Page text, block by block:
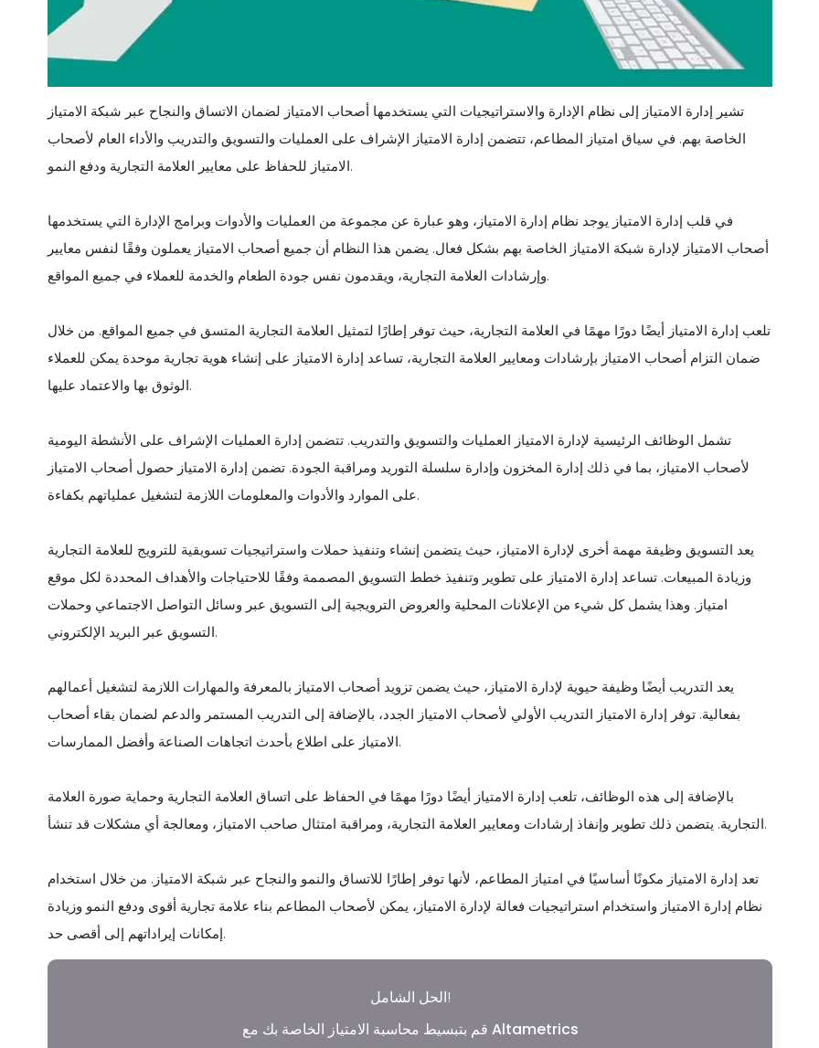
تشير إدارة الامتياز إلى نظام الإدارة والاستراتيجيات التي يستخدمها أصحاب الامتياز لضمان الاتساق والنجاح عبر شبكة الامتياز
الخاصة بهم. في سياق امتياز المطاعم، تتضمن إدارة الامتياز الإشراف على العمليات والتسويق والتدريب والأداء العام لأصحاب
الامتياز للحفاظ على معايير العلامة التجارية ودفع النمو.
في قلب إدارة الامتياز يوجد نظام إدارة الامتياز، وهو عبارة عن مجموعة من العمليات والأدوات وبرامج الإدارة التي يستخدمها
أصحاب الامتياز لإدارة شبكة الامتياز الخاصة بهم بشكل فعال. يضمن هذا النظام أن جميع أصحاب الامتياز يعملون وفقًا لنفس معايير
وإرشادات العلامة التجارية، ويقدمون نفس جودة الطعام والخدمة للعملاء في جميع المواقع.
تلعب إدارة الامتياز أيضًا دورًا مهمًا في العلامة التجارية، حيث توفر إطارًا لتمثيل العلامة التجارية المتسق في جميع المواقع. من خلال
ضمان التزام أصحاب الامتياز بإرشادات ومعايير العلامة التجارية، تساعد إدارة الامتياز على إنشاء هوية تجارية موحدة يمكن للعملاء
الوثوق بها والاعتماد عليها.
تشمل الوظائف الرئيسية لإدارة الامتياز العمليات والتسويق والتدريب. تتضمن إدارة العمليات الإشراف على الأنشطة اليومية
لأصحاب الامتياز، بما في ذلك إدارة المخزون وإدارة سلسلة التوريد ومراقبة الجودة. تضمن إدارة الامتياز حصول أصحاب الامتياز
على الموارد والأدوات والمعلومات اللازمة لتشغيل عملياتهم بكفاءة.
يعد التسويق وظيفة مهمة أخرى لإدارة الامتياز، حيث يتضمن إنشاء وتنفيذ حملات واستراتيجيات تسويقية للترويج للعلامة التجارية
وزيادة المبيعات. تساعد إدارة الامتياز على تطوير وتنفيذ خطط التسويق المصممة وفقًا للاحتياجات والأهداف المحددة لكل موقع
امتياز. وهذا يشمل كل شيء من الإعلانات المحلية والعروض الترويجية إلى التسويق عبر وسائل التواصل الاجتماعي وحملات
التسويق عبر البريد الإلكتروني.
يعد التدريب أيضًا وظيفة حيوية لإدارة الامتياز، حيث يضمن تزويد أصحاب الامتياز بالمعرفة والمهارات اللازمة لتشغيل أعمالهم
بفعالية. توفر إدارة الامتياز التدريب الأولي لأصحاب الامتياز الجدد، بالإضافة إلى التدريب المستمر والدعم لضمان بقاء أصحاب
الامتياز على اطلاع بأحدث اتجاهات الصناعة وأفضل الممارسات.
بالإضافة إلى هذه الوظائف، تلعب إدارة الامتياز أيضًا دورًا مهمًا في الحفاظ على اتساق العلامة التجارية وحماية صورة العلامة
التجارية. يتضمن ذلك تطوير وإنفاذ إرشادات ومعايير العلامة التجارية، ومراقبة امتثال صاحب الامتياز، ومعالجة أي مشكلات قد تنشأ.
تعد إدارة الامتياز مكونًا أساسيًا في امتياز المطاعم، لأنها توفر إطارًا للاتساق والنمو والنجاح عبر شبكة الامتياز. من خلال استخدام
نظام إدارة الامتياز واستخدام استراتيجيات فعالة لإدارة الامتياز، يمكن لأصحاب المطاعم بناء علامة تجارية أقوى ودفع النمو وزيادة
إمكانات إيراداتهم إلى أقصى حد.
الحل الشامل!
قم بتبسيط محاسبة الامتياز الخاصة بك مع Altametrics